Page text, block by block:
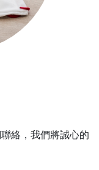
絡，我們將誠心的